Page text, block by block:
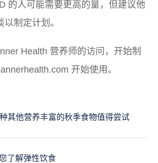
的人可能需要更高的量，但建议他
制定计划。
Health 营养师的访问，开始制
开始使用。
其他营养丰富的秋季食物值得尝试
了解弹性饮食